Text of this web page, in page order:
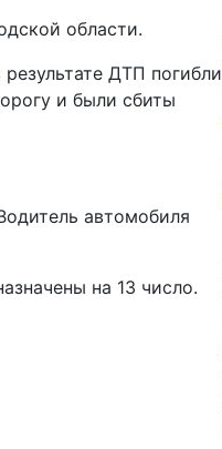
области.
ДТП погибли
и были сбиты
автомобиля
на 13 число.